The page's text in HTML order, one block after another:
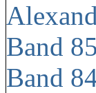
Band
Band